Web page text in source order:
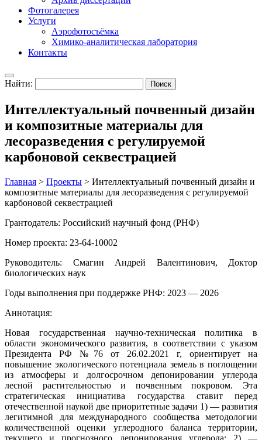
Фотогалерея
Услуги
Аэрофотосъёмка
Химико-аналитическая лаборатория
Контакты
Найти:
Интеллектуальный почвенный дизайн
и композитные материалы для
лесоразведения с регулируемой
карбоновой секвестрацией
Главная > Проекты > Интеллектуальный почвенный дизайн и
композитные материалы для лесоразведения с регулируемой
карбоновой секвестрацией
Грантодатель: Российский научный фонд (РНФ)
Номер проекта: 23-64-10002
Руководитель: Смагин Андрей Валентинович, Доктор
биологических наук
Годы выполнения при поддержке РНФ: 2023 — 2026
Аннотация:
Новая государственная научно-техническая политика в
области экономического развития, в соответствии с указом
Президента РФ №76 от 26.02.2021 г, ориентирует на
повышение экологического потенциала земель в поглощении
из атмосферы и долгосрочном депонировании углерода
лесной растительностью и почвенным покровом. Эта
стратегическая инициатива государства ставит перед
отечественной наукой две приоритетные задачи 1) — развития
легитимной для международного сообщества методологии
количественной оценки углеродного баланса территории,
текущего и прогнозного депонирования углерода; 2) —